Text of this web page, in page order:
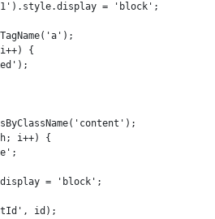
= 'block';
{
i++) {
= 'block';
id);